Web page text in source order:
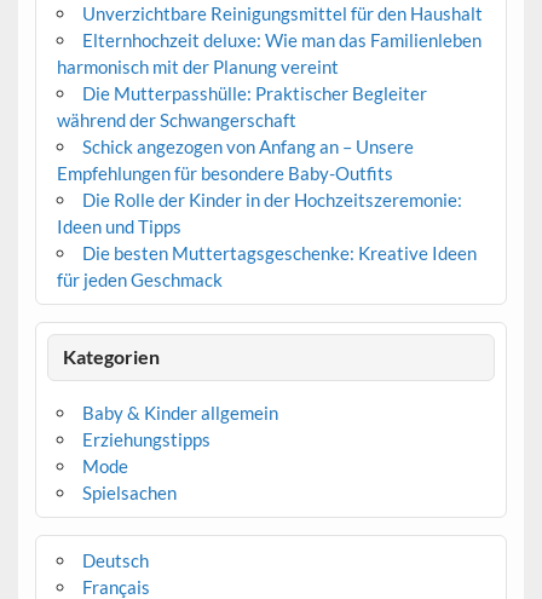
Unverzichtbare Reinigungsmittel für den Haushalt
Elternhochzeit deluxe: Wie man das Familienleben
harmonisch mit der Planung vereint
Die Mutterpasshülle: Praktischer Begleiter
während der Schwangerschaft
Schick angezogen von Anfang an – Unsere
Empfehlungen für besondere Baby-Outfits
Die Rolle der Kinder in der Hochzeitszeremonie:
Ideen und Tipps
Die besten Muttertagsgeschenke: Kreative Ideen
für jeden Geschmack
Kategorien
Baby & Kinder allgemein
Erziehungstipps
Mode
Spielsachen
Deutsch
Français